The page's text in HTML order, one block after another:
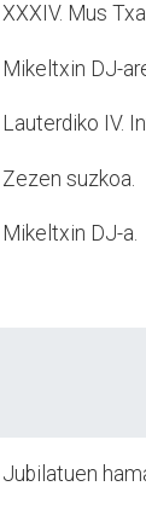
XXXIV. Mus
Mikeltxin DJ-
Lauterdiko IV.
Zezen suzkoa.
Mikeltxin DJ-a.
Jubilatuen